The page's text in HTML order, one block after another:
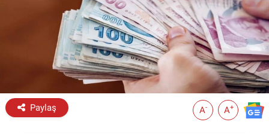
Paylaş A- A+
Eskişehir Tramvay Saatleri
Eskişehir Otobüs Saatleri